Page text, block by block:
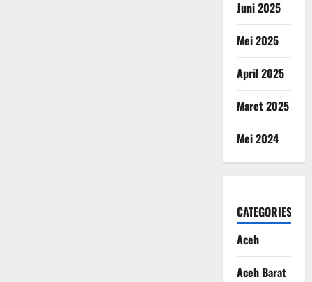
Juni 2025
Mei 2025
April 2025
Maret 2025
Mei 2024
CATEGORIES
Aceh
Aceh Barat